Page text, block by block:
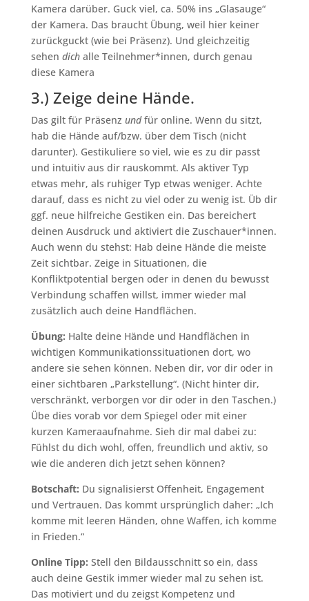
Kamera darüber. Guck viel, ca. 50% ins „Glasauge“
der Kamera. Das braucht Übung, weil hier keiner
zurückguckt (wie bei Präsenz). Und gleichzeitig
sehen dichalle Teilnehmer*innen, durch genau
diese Kamera
3.) Zeige deine Hände.
Das gilt für Präsenz undfür online. Wenn du sitzt,
hab die Hände auf/bzw. über dem Tisch (nicht
darunter). Gestikuliere so viel, wie es zu dir passt
und intuitiv aus dir rauskommt. Als aktiver Typ
etwas mehr, als ruhiger Typ etwas weniger. Achte
darauf, dass es nicht zu viel oder zu wenig ist. Üb dir
ggf. neue hilfreiche Gestiken ein. Das bereichert
deinen Ausdruck und aktiviert die Zuschauer*innen.
Auch wenn du stehst: Hab deine Hände die meiste
Zeit sichtbar. Zeige in Situationen, die
Konfliktpotential bergen oder in denen du bewusst
Verbindung schaffen willst, immer wieder mal
zusätzlich auch deine Handflächen.
Übung: Halte deine Hände und Handflächen in
wichtigen Kommunikationssituationen dort, wo
andere sie sehen können. Neben dir, vor dir oder in
einer sichtbaren „Parkstellung“. (Nicht hinter dir,
verschränkt, verborgen vor dir oder in den Taschen.)
Übe dies vorab vor dem Spiegel oder mit einer
kurzen Kameraaufnahme. Sieh dir mal dabei zu:
Fühlst du dich wohl, offen, freundlich und aktiv, so
wie die anderen dich jetzt sehen können?
Botschaft: Du signalisierst Offenheit, Engagement
und Vertrauen. Das kommt ursprünglich daher: „Ich
komme mit leeren Händen, ohne Waffen, ich komme
in Frieden.“
Online Tipp: Stell den Bildausschnitt so ein, dass
auch deine Gestik immer wieder mal zu sehen ist.
Das motiviert und du zeigst Kompetenz und